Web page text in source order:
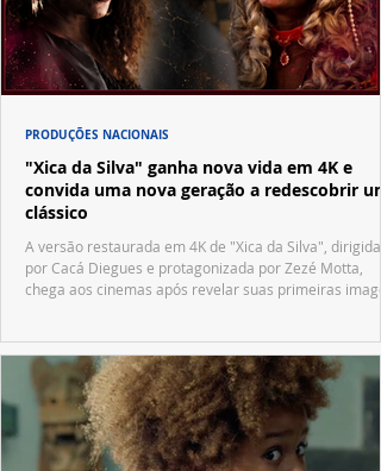
"Xica da Silva" ganha nova vida em 4K e
convida uma nova geração a redescobrir um
clássico
A versão restaurada em 4K de "Xica da Silva", dirigida
por Cacá Diegues e protagonizada por Zezé Motta,
chega aos cinemas após revelar suas primeiras
PRODUÇÕES NACIONAIS